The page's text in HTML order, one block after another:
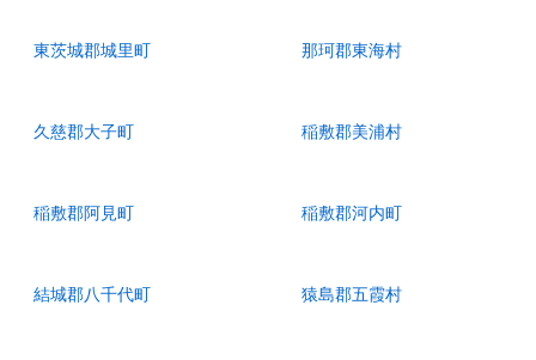
東茨城郡城里町 那珂郡東海村
久慈郡大子町 稲敷郡美浦村
稲敷郡阿見町 稲敷郡河内町
結城郡八千代町 猿島郡五霞村